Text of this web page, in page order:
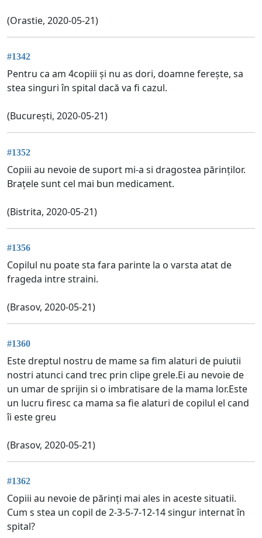
(Orastie, 2020-05-21)
#1342
Pentru ca am 4copiii și nu as dori, doamne ferește, sa
stea singuri în spital dacă va fi cazul.
(București, 2020-05-21)
#1352
Copiii au nevoie de suport mi-a si dragostea părinților.
Brațele sunt cel mai bun medicament.
(Bistrita, 2020-05-21)
#1356
Copilul nu poate sta fara parinte la o varsta atat de
frageda intre straini.
(Brasov, 2020-05-21)
#1360
Este dreptul nostru de mame sa fim alaturi de puiutii
nostri atunci cand trec prin clipe grele.Ei au nevoie de
un umar de sprijin si o imbratisare de la mama lor.Este
un lucru firesc ca mama sa fie alaturi de copilul el cand
îi este greu
(Brasov, 2020-05-21)
#1362
Copiii au nevoie de părinți mai ales in aceste situatii.
Cum s stea un copil de 2-3-5-7-12-14 singur internat în
spital?